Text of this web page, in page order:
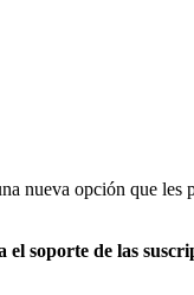
nueva opción que les
soporte de las